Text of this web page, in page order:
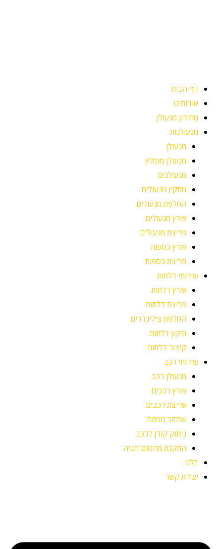
דף הבית
אודותינו
מחירון מנעולן
מנעולנות
מנעולן
מנעולן מומלץ
מנעולנים
מתקין מנעולים
החלפת מנעולים
פורץ מנעולים
פריצת מנעולים
פורץ כספות
פריצת כספות
שירותי דלתות
פורץ דלתות
פריצת דלתות
החלפת צילינדרים
תיקון דלתות
קיצור דלתות
שירותי רכב
מנעולן רכב
פורץ רכבים
פריצת רכבים
שחזור מפתח
ניתוק קודן לרכב
התקנת מחסום חניה
בלוג
יצירת קשר